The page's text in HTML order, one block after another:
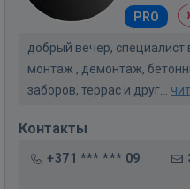
PRO
добрый вечер, специалист
монтаж , демонтаж,
заборов, террас и друг...
Контакты
+371 *** *** 09